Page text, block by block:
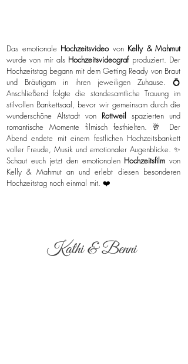
Das emotionale Hochzeitsvideovon Kelly & Mahmut
wurde von mir als Hochzeitsvideograf produziert. Der
Hochzeitstag begann mit dem Getting Ready von Braut
und Bräutigam in ihren jeweiligen Zuhause. 💍
Anschließend folgte die standesamtliche Trauung im
stilvollen Bankettsaal, bevor wir gemeinsam durch die
wunderschöne Altstadt von Rottweil spazierten und
romantische Momente filmisch festhielten. 🥂 Der
Abend endete mit einem festlichen Hochzeitsbankett
voller Freude, Musik und emotionaler Augenblicke. ✨
Schaut euch jetzt den emotionalen Hochzeitsfilmvon
Kelly & Mahmut an und erlebt diesen besonderen
Hochzeitstag noch einmal mit. ❤️
Kathi & Benni